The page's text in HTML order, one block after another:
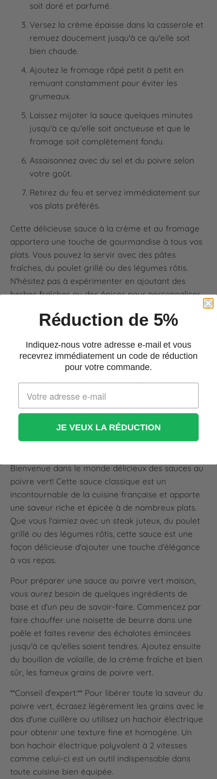
soit doré et parfumé.
Versez la crème épaisse dans la casserole et
remuez doucement jusqu'à ce qu'elle soit
bien chaude.
Ajoutez le fromage râpé petit à petit en
remuant constamment pour éviter les
grumeaux.
Laissez mijoter la sauce quelques minutes
jusqu'à ce qu'elle soit onctueuse et que le
fromage soit complètement fondu.
Assaisonnez avec du sel et du poivre selon
votre goût.
Retirez du feu et servez immédiatement sur
vos plats préférés.
Cette délicieuse sauce à la crème et au fromage
apportera une touche de gourmandise à tous vos
plats. Vous pouvez la servir avec des pâtes
fraîches, du poulet grillé ou des légumes rôtis.
N'hésitez pas à expérimenter en ajoutant des
herbes fraîches ou des épices pour personnaliser
Si vous recherchez des ingrédients de qualité pour
préparer cette sauce savoureuse, nous vous
recommandons d'utiliser unhachoir à viande
pour râper le fromage frais. Cela vous
goût authentique.
Alors, à vos casseroles et régalez-vous avec cette
sauce à la crème et au fromage maison!
Bienvenue dans le monde délicieux des sauces au
poivre vert! Cette sauce classique est un
incontournable de la cuisine française et apporte
une saveur riche et épicée à de nombreux plats.
Que vous l'aimiez avec un steak juteux, du poulet
grillé ou des légumes rôtis, cette sauce est une
façon délicieuse d'ajouter une touche d'élégance
à vos repas.
Pour préparer une sauce au poivre vert maison,
vous aurez besoin de quelques ingrédients de
base et d'un peu de savoir-faire. Commencez par
faire chauffer une noisette de beurre dans une
poêle et faites revenir des échalotes émincées
jusqu'à ce qu'elles soient tendres. Ajoutez ensuite
du bouillon de volaille, de la crème fraîche et bien
sûr, les fameux grains de poivre vert.
**Conseil d'expert:** Pour libérer toute la saveur du
poivre vert, écrasez légèrement les grains avec le
dos d'une cuillère ou utilisez un hachoir électrique
pour obtenir une texture fine et homogène. Un
bon hachoir électrique polyvalent à 2 vitesses
comme celui-ci est un outil indispensable dans
toute cuisine bien équipée.
Réduction de 5%
Indiquez-nous votre adresse e-mail et vous
recevrez immédiatement un code de réduction
pour votre commande.
JE VEUX LA RÉDUCTION